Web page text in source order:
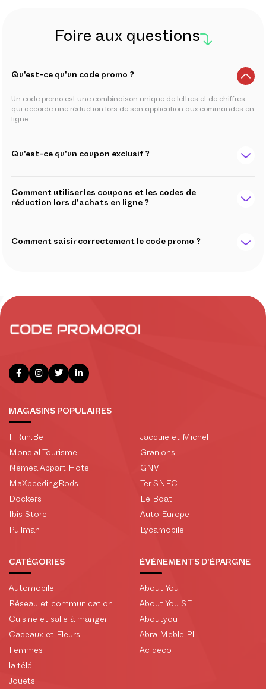
Foire aux questions
Qu'est-ce qu'un code promo ?
Un code promo est une combinaison unique de lettres et de chiffres
qui accorde une réduction lors de son application aux commandes en
ligne.
Qu'est-ce qu'un coupon exclusif ?
Comment utiliser les coupons et les codes de
réduction lors d'achats en ligne ?
Comment saisir correctement le code promo ?
MAGASINS POPULAIRES
I-Run.Be
Mondial Tourisme
Nemea Appart Hotel
MaXpeedingRods
Dockers
Ibis Store
Pullman
Jacquie et Michel
Granions
GNV
Ter SNFC
Le Boat
Auto Europe
Lycamobile
CATÉGORIES
Automobile
Réseau et communication
Cuisine et salle à manger
Cadeaux et Fleurs
Femmes
la télé
Jouets
ÉVÉNEMENTS D'ÉPARGNE
About You
About You SE
Aboutyou
Abra Meble PL
Ac deco